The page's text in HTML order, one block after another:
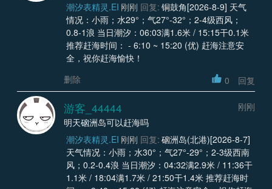
潮汐表精灵.EI 刚刚 回复: 铜鼓角[2026-8-9] 天气
情况：小雨；水29°；气27°-32°；2-4级西风；
0.8-1浪 当日潮汐：06:03满1.6米 / 15:15干0.1米
推荐赶海时间： - 6:10 ~ 15:20 (优) 赶海注意安
全，祝你赶海愉快！
删除
0 回复
游客_44444
刚刚
明天硇洲岛可以赶海吗
潮汐表精灵.EI 刚刚 回复: 硇洲岛(北港)[2026-8-7]
天气情况：小雨；水30°；气27°-29°；2-3级西南
风；0.2-0.4浪 当日潮汐：04:32满2.9米 / 11:36干
1.1米 / 18:04满1.7米 / 21:50干1.4米 推荐赶海时